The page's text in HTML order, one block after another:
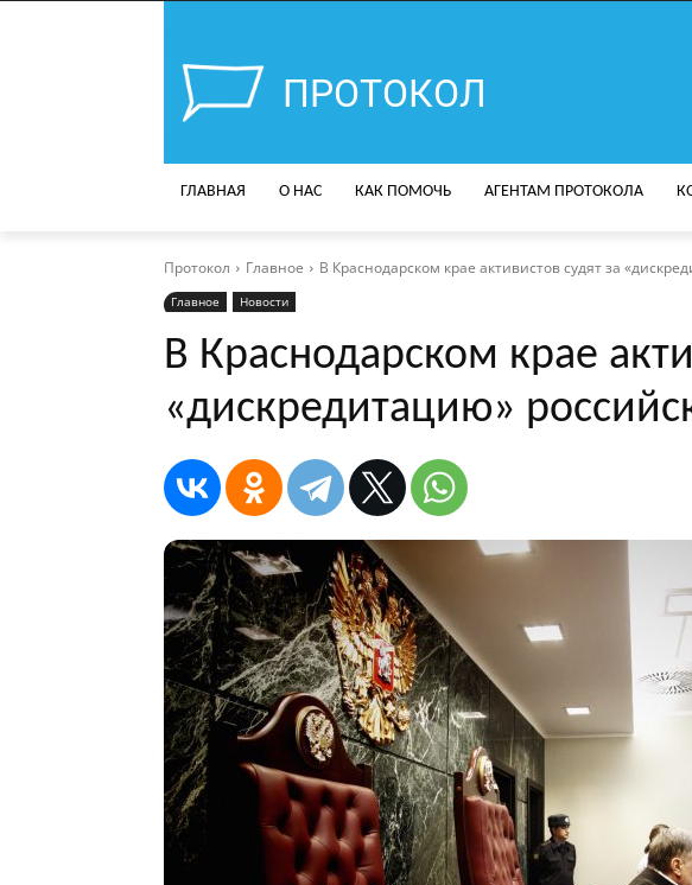
ПРОТОКОЛ
ГЛАВНАЯ О НАС КАК ПОМОЧЬ АГЕНТАМ ПРОТОКОЛА
Протокол Главное В Краснодарском крае активистов судят за
Главное Новости
В Краснодарском крае
«дискредитацию»